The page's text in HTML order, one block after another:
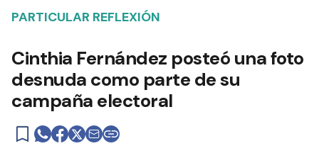
PARTICULAR REFLEXIÓN
Cinthia Fernández posteó una foto
desnuda como parte de su
campaña electoral